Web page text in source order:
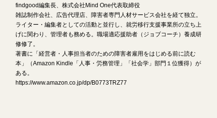
findgood編集長、株式会社Mind One代表取締役
雑誌制作会社、広告代理店、障害者専門人材サービス会社を経て独立。
ライター・編集者としての活動と並行し、就労移行支援事業所の立ち上
げに関わり、管理者も務める。職場適応援助者（ジョブコーチ）養成研
修修了。
著書に「経営者・人事担当者のための障害者雇用をはじめる前に読む
本」（Amazon Kindle「人事・労務管理」「社会学」部門１位獲得）が
ある。
https://www.amazon.co.jp/dp/B0773TRZ77